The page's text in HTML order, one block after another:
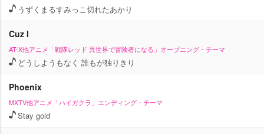
うずくまるすみっこ切れたあかり
Cuz I
AT-X他アニメ「戦隊レッド 異世界で冒険者になる」オープニング・テーマ
どうしようもなく 誰もが独りきり
Phoenix
MXTV他アニメ「ハイガクラ」エンディング・テーマ
Stay gold